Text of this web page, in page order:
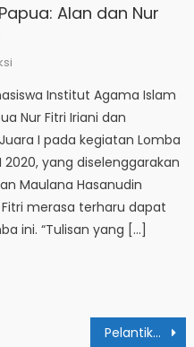
Alan dan Nur
Institut Agama Islam
Nur Fitri Iriani dan
I pada kegiatan Lomba
2020, yang diselenggarakan
Maulana Hasanudin
merasa terharu dapat
ini. “Tulisan yang […]
Pelantikan HMPS : Mahasiswa Perlu Terbiasa Berorganisasi